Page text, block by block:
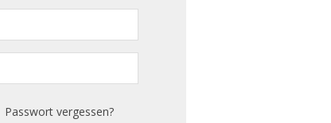
Passwort vergessen?